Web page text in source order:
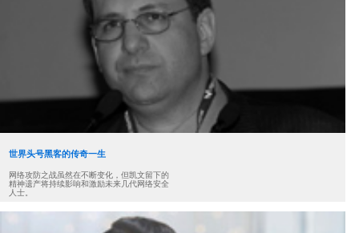
世界头号黑客的传奇一生
网络攻防之战虽然在不断变化，但凯文留下的
精神遗产将持续影响和激励未来几代网络安全
人士。